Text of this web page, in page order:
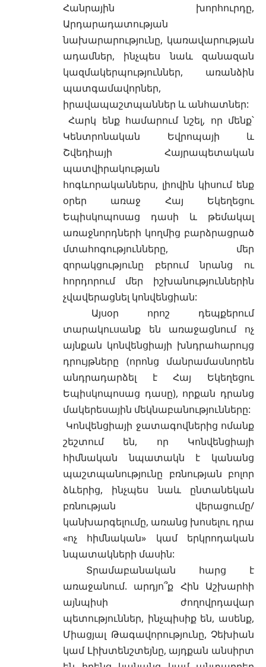
Հանրային խորհուրդը,
Արդարադատության
նախարարությունը, կառավարության
ադամներ, ինչպես նաև զանազան
կազմակերպություններ, առանձին
պատգամավորներ,
իրավապաշտպաններ և անհատներ:
Հարկ ենք համարում նշել, որ մենք՝
Կենտրոնական Եվրոպայի և
Շվեդիայի Հայրապետական
պատվիրակության
հոգևորականներս, լիովին կիսում ենք
օրեր առաջ Հայ Եկեղեցու
Եպիսկոպոսաց դասի և թեմակալ
առաջնորդների կողմից բարձրացրած
մտահոգությունները, մեր
զորակցությունը բերում նրանց ու
հորդորում մեր իշխանություններին
չվավերացնել կոնվենցիան:
Այսօր որոշ դեպքերում
տարակուսանք են առաջացնում ոչ
այնքան կոնվենցիայի խնդրահարույց
դրույթները (որոնց մանրամասնորեն
անդրադարձել է Հայ Եկեղեցու
Եպիսկոպոսաց դասը), որքան դրանց
մակերեսային մեկնաբանությունները:
Կոնվենցիայի ջատագովներից ոմանք
շեշտում են, որ Կոնվենցիայի
հիմնական նպատակն է կանանց
պաշտպանությունը բռնության բոլոր
ձևերից, ինչպես նաև ընտանեկան
բռնության վերացումը/
կանխարգելումը, առանց խոսելու դրա
«ոչ հիմնական» կամ երկրոդական
նպատակների մասին:
Տրամաբանական հարց է
առաջանում. արդյո՞ք Հին Աշխարհի
այնպիսի ժողովրդավար
պետություններ, ինչպիսիք են, ասենք,
Միացյալ Թագավորությունը, Չեխիան
կամ Լիխտենշտեյնը, այդքան անսիրտ